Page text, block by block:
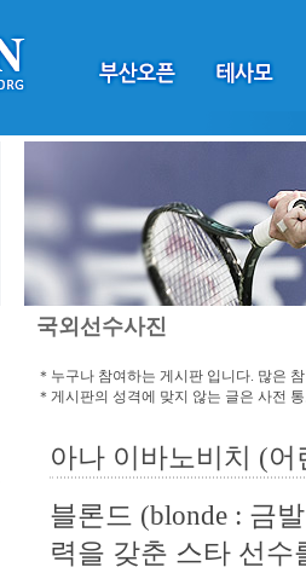
국외선수사진
＊누구나 참여하는 게시판 입니다. 많은
＊게시판의 성격에 맞지 않는 글은 사전
아나 이바노비치 (어
블론드 (blonde : 금
력을 갖춘 스타 선